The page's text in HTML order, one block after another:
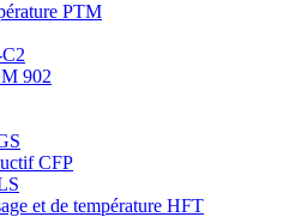
PTM
902
CFP
et de température HFT